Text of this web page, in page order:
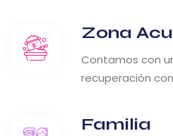
Zona
Contamos con
recuperación
Familia